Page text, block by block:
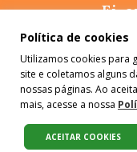
Quem somos Agência Mídia
Desenvolvido por
O conteúdo do
ser reproduzido e
Política de cookies
Utilizamos cookies para
site e coletamos alguns
nossas páginas. Ao
mais, acesse a nossa
ACEITAR COOKIES
Ei,
Pense na
colunistas e